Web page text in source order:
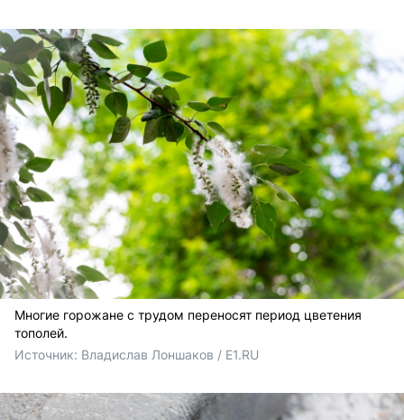
Многие горожане с трудом переносят период цветения
тополей.
Источник: Владислав Лоншаков / E1.RU